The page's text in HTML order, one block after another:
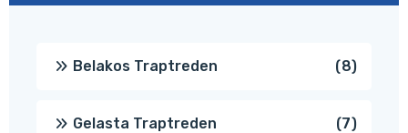
Belakos Traptreden 88
Gelasta Traptreden 77